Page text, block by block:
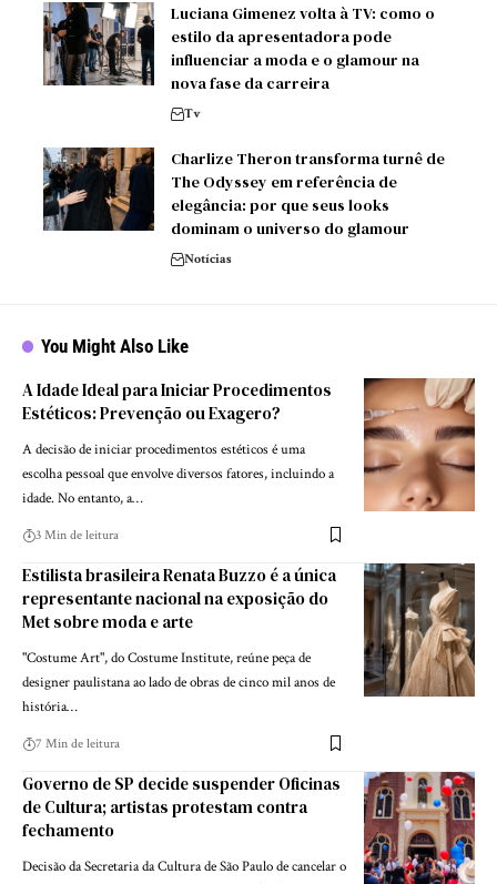
Luciana Gimenez volta à TV: como o
estilo da apresentadora pode
influenciar a moda e o glamour na
nova fase da carreira
Tv
Charlize Theron transforma turnê de
The Odyssey em referência de
elegância: por que seus looks
dominam o universo do glamour
Notícias
You Might Also Like
A Idade Ideal para Iniciar Procedimentos
Estéticos: Prevenção ou Exagero?
A decisão de iniciar procedimentos estéticos é uma
escolha pessoal que envolve diversos fatores, incluindo a
idade. No entanto, a…
3 Min de leitura
Estilista brasileira Renata Buzzo é a única
representante nacional na exposição do
Met sobre moda e arte
"Costume Art", do Costume Institute, reúne peça de
designer paulistana ao lado de obras de cinco mil anos de
história…
7 Min de leitura
Governo de SP decide suspender Oficinas
de Cultura; artistas protestam contra
fechamento
Decisão da Secretaria da Cultura de São Paulo de cancelar o